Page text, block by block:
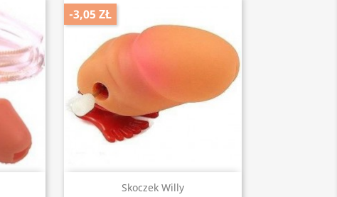
Skoczek Willy
-3,05 ZŁ
Szybki podgląd